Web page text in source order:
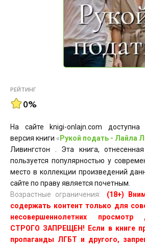
РЕЙТИНГ
0%
На сайте knigi-onlajn.com доступна
версия книги « Рукой подать - Лайла
Ливингстон . Эта книга,
пользуется популярностью у
место в коллекции произведений
сайте по праву является почетным.
Возрастные ограничения:
(18+)
содержать контент только для
несовершеннолетних просмотр
СТРОГО ЗАПРЕЩЕН! Если в книге
пропаганды ЛГБТ и другого,